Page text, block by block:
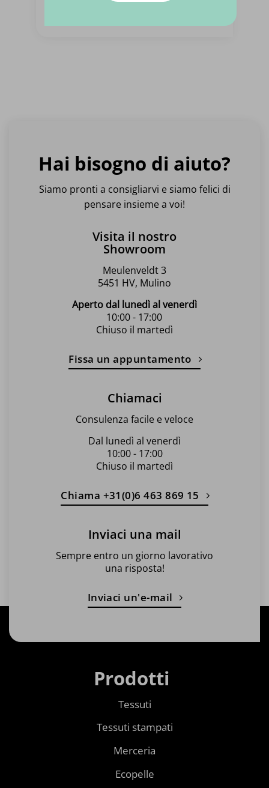
Hai bisogno di aiuto?
Siamo pronti a consigliarvi e siamo felici di
pensare insieme a voi!
Visita il nostro
Showroom
Meulenveldt 3
5451 HV, Mulino
Aperto dal lunedì al venerdì
10:00 - 17:00
Chiuso il martedì
Fissa un appuntamento
Chiamaci
Consulenza facile e veloce
Dal lunedì al venerdì
10:00 - 17:00
Chiuso il martedì
Chiama +31(0)6 463 869 15
Inviaci una mail
Sempre entro un giorno lavorativo
una risposta!
Inviaci un'e-mail
Prodotti
Tessuti
Tessuti stampati
Merceria
Ecopelle